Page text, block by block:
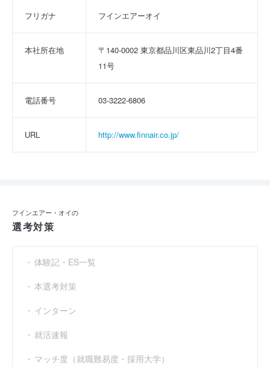
フリガナ フインエアーオイ
本社所在地
〒140-0002 東京都品川区東品川2丁目4番
11号
電話番号 03-3222-6806
URL http://www.finnair.co.jp/
フインエアー・オイの
選考対策
体験記・ES一覧
本選考対策
インターン
就活速報
マッチ度（就職難易度・採用大学）